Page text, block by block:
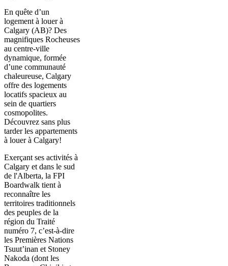
En quête d’un
logement à louer à
Calgary (AB)? Des
magnifiques Rocheuses
au centre-ville
dynamique, formée
d’une communauté
chaleureuse, Calgary
offre des logements
locatifs spacieux au
sein de quartiers
cosmopolites.
Découvrez sans plus
tarder les appartements
à louer à Calgary!
Exerçant ses activités à
Calgary et dans le sud
de l'Alberta, la FPI
Boardwalk tient à
reconnaître les
territoires traditionnels
des peuples de la
région du Traité
numéro 7, c’est-à-dire
les Premières Nations
Tsuut’inan et Stoney
Nakoda (dont les